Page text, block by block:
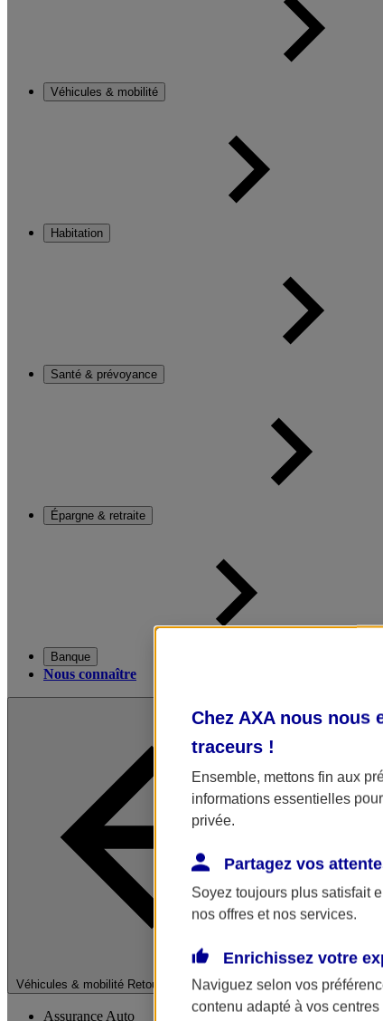
Véhicules & mobilité
Habitation
Santé & prévoyance
Épargne & retraite
Banque
Nous connaître
Véhicules & mobilité Retour à la section précédente
Fermer le
Assurance Auto
Chez AXA nous nous
traceurs !
Ensemble, mettons fin aux
informations essentielles
privée.
Partagez vos
Soyez toujours plus satisfait
nos offres et nos services.
Enrichissez votre
Naviguez selon vos
contenu adapté à vos